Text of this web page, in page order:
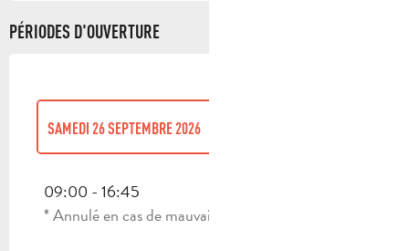
PÉRIODES D'OUVERTURE
SAMEDI 11 AVRIL 2026
SAMEDI 26 SEPTEMBRE 2026
09:00 - 16:45
* Annulé en cas de mauvais temps